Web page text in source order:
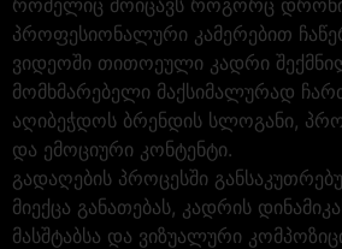
პროფესიონალური კამერებით
ვიდეოში თითოეული კადრი
მომხმარებელი მაქსიმალურად
აღიბეჭდოს ბრენდის სლოგანი,
და ემოციური კონტენტი.
გადაღების პროცესში
მიექცა განათებას, კადრის
მასშტაბსა და ვიზუალური